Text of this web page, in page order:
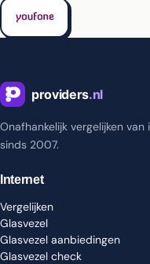
Onafhankelijk vergelijken
sinds 2007.
Internet
Vergelijken
Glasvezel
Glasvezel aanbiedingen
Glasvezel check